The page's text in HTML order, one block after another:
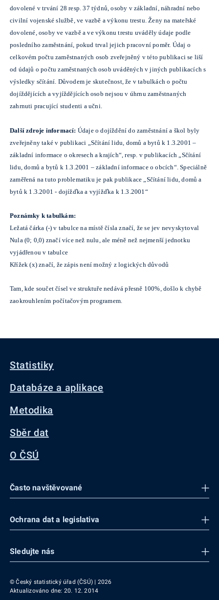
dovolené v trvání 28 resp. 37 týdnů, osoby v základní, náhradní nebo
civilní vojenské službě, ve vazbě a výkonu trestu. Ženy na mateřské
dovolené, osoby ve vazbě a ve výkonu trestu uváděly údaje podle
posledního zaměstnání, pokud trval jejich pracovní poměr. Údaj o
celkovém počtu zaměstnaných osob zveřejněný v této publikaci se liší
od údajů o počtu zaměstnaných osob uváděných v jiných publikacích s
výsledky sčítání. Důvodem je skutečnost, že v tabulkách o počtu
dojíždějících a vyjíždějících osob nejsou v úhrnu zaměstnaných
zahrnuti pracující studenti a učni.
Další zdroje informací: Údaje o dojíždění do zaměstnání a škol byly
zveřejněny také v publikaci „Sčítání lidu, domů a bytů k 1.3.2001 –
základní informace o okresech a krajích“, resp. v publikacích „Sčítání
lidu, domů a bytů k 1.3.2001 – základní informace o obcích“. Speciálně
zaměřená na tuto problematiku je pak publikace „Sčítání lidu, domů a
bytů k 1.3.2001 - dojížďka a vyjížďka k 1.3.2001“
Poznámky k tabulkám:
Ležatá čárka (-) v tabulce na místě čísla značí, že se jev nevyskytoval
Nula (0; 0,0) značí více než nulu, ale méně než nejmenší jednotku
vyjádřenou v tabulce
Křížek (x) značí, že zápis není možný z logických důvodů
Tam, kde součet čísel ve struktuře nedává přesně 100%, došlo k chybě
zaokrouhlením počítačovým programem.
Statistiky
Databáze a aplikace
Metodika
Sběr dat
O ČSÚ
Často navštěvované
Ochrana dat a legislativa
Sledujte nás
© Český statistický úřad (ČSÚ) | 2026
Aktualizováno dne: 20. 12. 2014